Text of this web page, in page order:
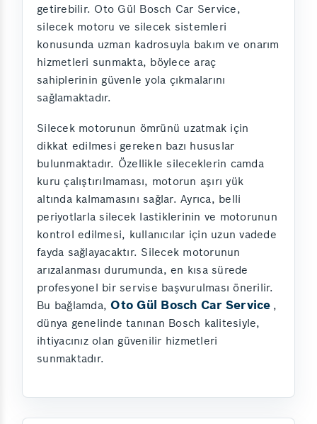
getirebilir. Oto Gül Bosch Car Service,
silecek motoru ve silecek sistemleri
konusunda uzman kadrosuyla bakım ve onarım
hizmetleri sunmakta, böylece araç
sahiplerinin güvenle yola çıkmalarını
sağlamaktadır.
Silecek motorunun ömrünü uzatmak için
dikkat edilmesi gereken bazı hususlar
bulunmaktadır. Özellikle sileceklerin camda
kuru çalıştırılmaması, motorun aşırı yük
altında kalmamasını sağlar. Ayrıca, belli
periyotlarla silecek lastiklerinin ve motorunun
kontrol edilmesi, kullanıcılar için uzun vadede
fayda sağlayacaktır. Silecek motorunun
arızalanması durumunda, en kısa sürede
profesyonel bir servise başvurulması önerilir.
Bu bağlamda,Oto Gül Bosch Car Service ,
dünya genelinde tanınan Bosch kalitesiyle,
ihtiyacınız olan güvenilir hizmetleri
sunmaktadır.